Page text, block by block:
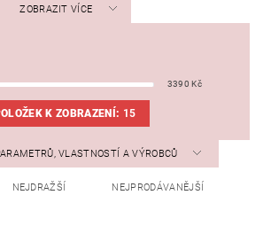
ZOBRAZIT VÍCE
3390 Kč
K ZOBRAZENÍ: 15
VLASTNOSTÍ A VÝROBCŮ
NEJDRAŽŠÍ NEJPRODÁVANĚJŠÍ